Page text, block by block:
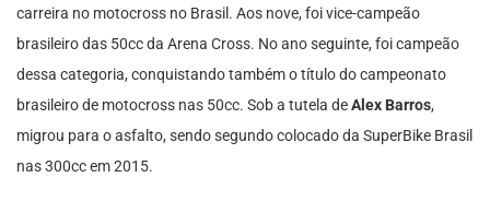
carreira no motocross no Brasil. Aos nove, foi vice-campeão
brasileiro das 50cc da Arena Cross. No ano seguinte, foi campeão
dessa categoria, conquistando também o título do campeonato
brasileiro de motocross nas 50cc. Sob a tutela deAlex Barros,
migrou para o asfalto, sendo segundo colocado da SuperBike Brasil
nas 300cc em 2015.